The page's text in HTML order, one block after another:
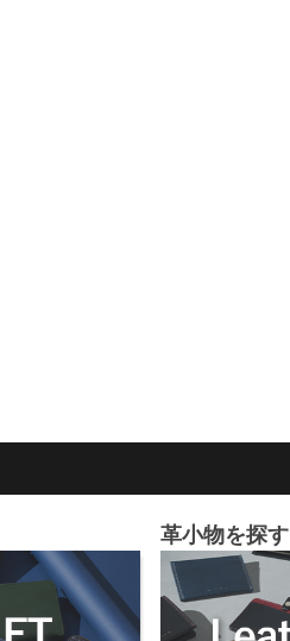
革小物を探す